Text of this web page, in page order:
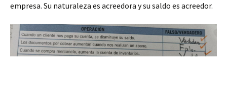
empresa. Su naturaleza es acreedora y su saldo es acreedor.